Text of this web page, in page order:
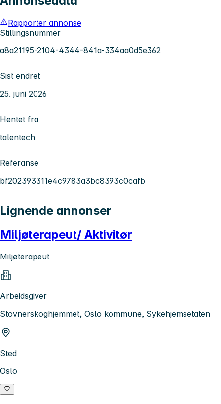
Rapporter annonse
Stillingsnummer
a8a21195-2104-4344-841a-334aa0d5e362
Sist endret
25. juni 2026
Hentet fra
talentech
Referanse
bf202393311e4c9783a3bc8393c0cafb
Lignende annonser
Miljøterapeut/ Aktivitør
Miljøterapeut
Arbeidsgiver
Stovnerskoghjemmet, Oslo kommune, Sykehjemsetaten
Sted
Oslo